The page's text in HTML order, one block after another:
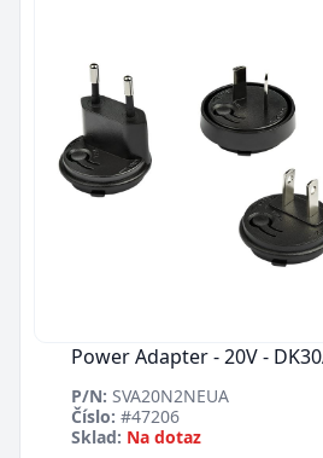
Power Adapter - 20V -
P/N: SVA20N2NEUA
Číslo: #47206
Sklad: Na dotaz